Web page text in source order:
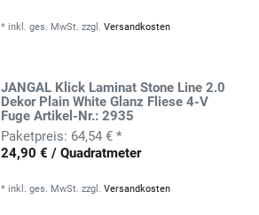
* inkl. ges. MwSt. zzgl.Versandkosten
JANGAL Klick Laminat Stone Line 2.0
Dekor Plain White Glanz Fliese 4-V
Fuge Artikel-Nr.: 2935
64,54 € *
24,90 € / Quadratmeter
* inkl. ges. MwSt. zzgl.Versandkosten